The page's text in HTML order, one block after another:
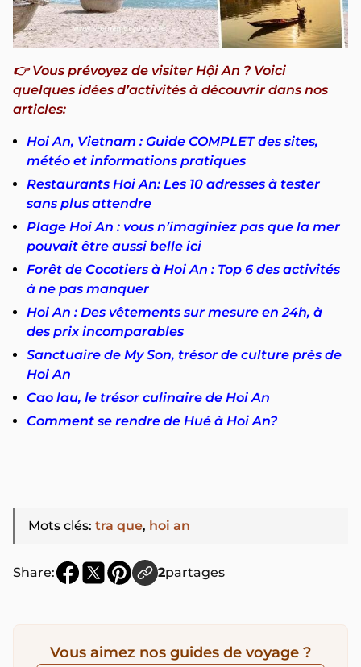
👉 Vous prévoyez de visiter Hội An ? Voici
quelques idées d’activités à découvrir dans nos
articles:
Hoi An, Vietnam : Guide COMPLET des sites,
météo et informations pratiques
Restaurants Hoi An: Les 10 adresses à tester
sans plus attendre
Plage Hoi An : vous n’imaginiez pas que la mer
pouvait être aussi belle ici
Forêt de Cocotiers à Hoi An : Top 6 des activités
à ne pas manquer
Hoi An : Des vêtements sur mesure en 24h, à
des prix incomparables
Sanctuaire de My Son, trésor de culture près de
Hoi An
Cao lau, le trésor culinaire de Hoi An
Comment se rendre de Hué à Hoi An?
Mots clés: tra que, hoi an
Share: 2partages
Vous aimez nos guides de voyage ?